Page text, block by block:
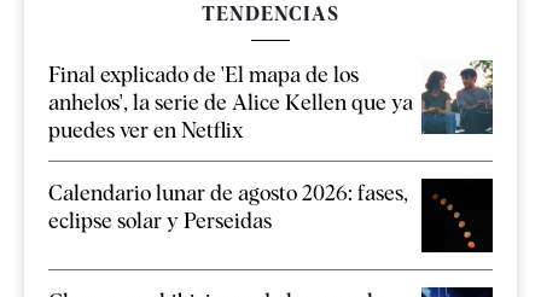
TENDENCIAS
Final explicado de 'El mapa de los
anhelos', la serie de Alice Kellen que ya
puedes ver en Netflix
Calendario lunar de agosto 2026: fases,
eclipse solar y Perseidas